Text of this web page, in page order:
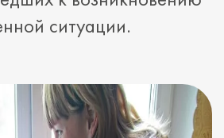
ситуации.